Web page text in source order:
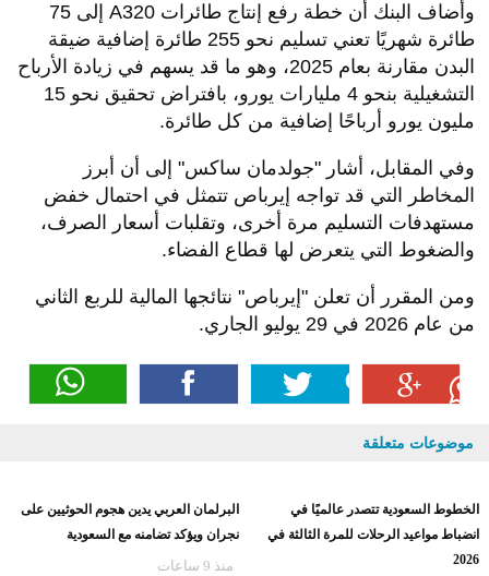
وأضاف البنك أن خطة رفع إنتاج طائرات A320 إلى 75
طائرة شهريًا تعني تسليم نحو 255 طائرة إضافية ضيقة
البدن مقارنة بعام 2025، وهو ما قد يسهم في زيادة الأرباح
التشغيلية بنحو 4 مليارات يورو، بافتراض تحقيق نحو 15
مليون يورو أرباحًا إضافية من كل طائرة.
وفي المقابل، أشار "جولدمان ساكس" إلى أن أبرز
المخاطر التي قد تواجه إيرباص تتمثل في احتمال خفض
مستهدفات التسليم مرة أخرى، وتقلبات أسعار الصرف،
والضغوط التي يتعرض لها قطاع الفضاء.
ومن المقرر أن تعلن "إيرباص" نتائجها المالية للربع الثاني
من عام 2026 في 29 يوليو الجاري.
موضوعات متعلقة
الخطوط السعودية تتصدر عالميًا في
انضباط مواعيد الرحلات للمرة الثالثة في
2026
البرلمان العربي يدين هجوم الحوثيين على
نجران ويؤكد تضامنه مع السعودية
منذ 9 ساعات